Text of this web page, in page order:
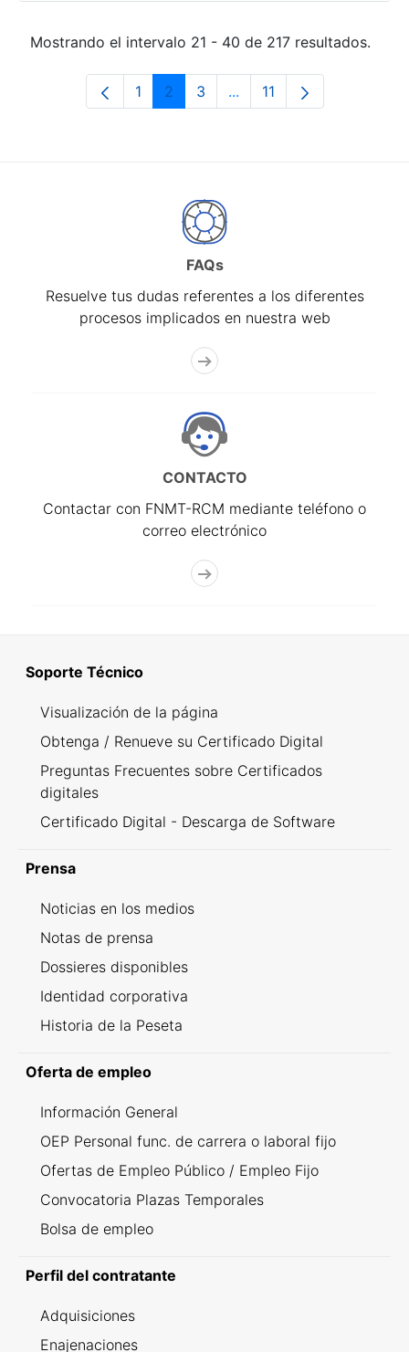
Mostrando el intervalo 21 - 40 de 217 resultados.
Página
1 Página
2 Página
3 ...Páginas intermedias Use
Página
11
FAQs
Resuelve tus dudas referentes a los diferentes
procesos implicados en nuestra web
CONTACTO
Contactar con FNMT-RCM mediante teléfono o
correo electrónico
Soporte Técnico
Visualización de la página
Obtenga / Renueve su Certificado Digital
Preguntas Frecuentes sobre Certificados
digitales
Certificado Digital - Descarga de Software
Prensa
Noticias en los medios
Notas de prensa
Dossieres disponibles
Identidad corporativa
Historia de la Peseta
Oferta de empleo
Información General
OEP Personal func. de carrera o laboral fijo
Ofertas de Empleo Público / Empleo Fijo
Convocatoria Plazas Temporales
Bolsa de empleo
Perfil del contratante
Adquisiciones
Enajenaciones